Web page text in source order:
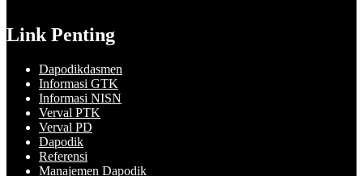
Link Penting
Dapodikdasmen
Informasi GTK
Informasi NISN
Verval PTK
Verval PD
Dapodik
Referensi
Manajemen Dapodik